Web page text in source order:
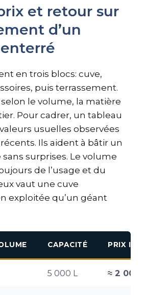
et retour sur
d’un
en trois blocs: cuve,
puis terrassement.
le volume, la matière
Pour cadrer, un tableau
usuelles observées
Ils aident à bâtir un
surprises. Le volume
de l’usage et du
vaut une cuve
exploitée qu’un géant
CAPACITÉ PRIX
5 000 L ≈ 2 000